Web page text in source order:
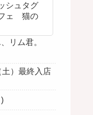
シュタグ
フェ 猫の
リム君。
土）最終入店